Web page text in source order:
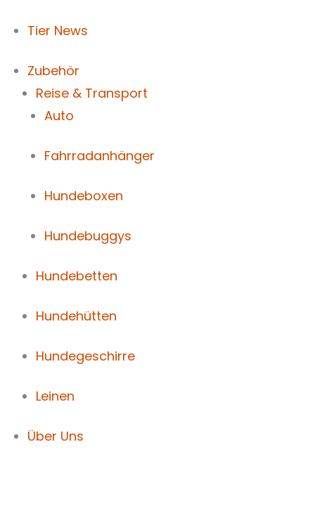
Tier News
Zubehör
Reise & Transport
Auto
Fahrradanhänger
Hundeboxen
Hundebuggys
Hundebetten
Hundehütten
Hundegeschirre
Leinen
Über Uns